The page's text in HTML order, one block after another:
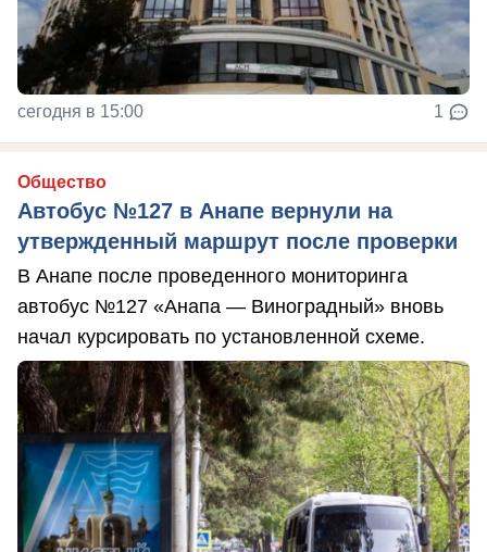
сегодня в 15:00 1
Общество
Автобус №127 в Анапе вернули на
утвержденный маршрут после проверки
В Анапе после проведенного мониторинга
автобус №127 «Анапа — Виноградный» вновь
начал курсировать по установленной схеме.